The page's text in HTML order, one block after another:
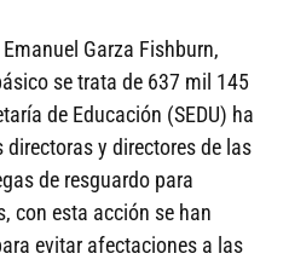
Garza Fishburn,
se trata de 637 mil 145
de Educación (SEDU) ha
y directores de las
de resguardo para
con esta acción se han
evitar afectaciones a las